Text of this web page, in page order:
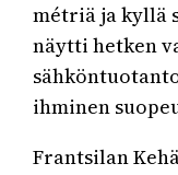
métriä ja kyllä
näytti hetken
ihminen
Frantsilan